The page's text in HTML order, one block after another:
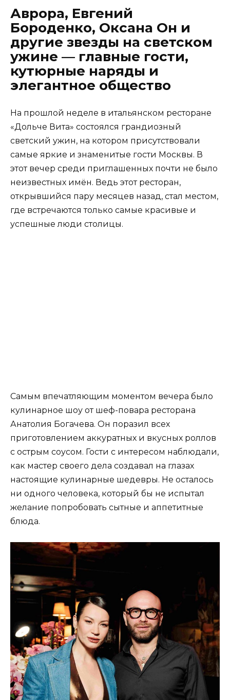
Аврора, Евгений
Бороденко, Оксана Он и
другие звезды на светском
ужине — главные гости,
кутюрные наряды и
элегантное общество
На прошлой неделе в итальянском ресторане
«Дольче Вита» состоялся грандиозный
светский ужин, на котором присутствовали
самые яркие и знаменитые гости Москвы. В
этот вечер среди приглашенных почти не было
неизвестных имён. Ведь этот ресторан,
открывшийся пару месяцев назад, стал местом,
где встречаются только самые красивые и
успешные люди столицы.
Самым впечатляющим моментом вечера было
кулинарное шоу от шеф-повара ресторана
Анатолия Богачева. Он поразил всех
приготовлением аккуратных и вкусных роллов
с острым соусом. Гости с интересом наблюдали,
как мастер своего дела создавал на глазах
настоящие кулинарные шедевры. Не осталось
ни одного человека, который бы не испытал
желание попробовать сытные и аппетитные
блюда.